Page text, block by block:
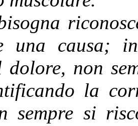
una causa;
dolore, non
la
sempre si